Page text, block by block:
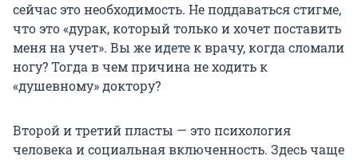
сейчас это необходимость. Не поддаваться стигме,
что это «дурак, который только и хочет поставить
меня на учет». Вы же идете к врачу, когда сломали
ногу? Тогда в чем причина не ходить к
«душевному» доктору?
Второй и третий пласты — это психология
человека и социальная включенность. Здесь чаще